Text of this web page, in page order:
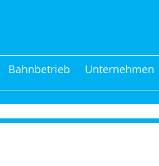
Bahnbetrieb Unternehmen